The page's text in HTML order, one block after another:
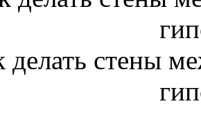
делать стены